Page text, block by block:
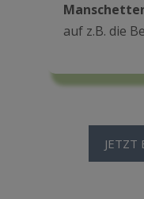
auf z.B. die
JETZT